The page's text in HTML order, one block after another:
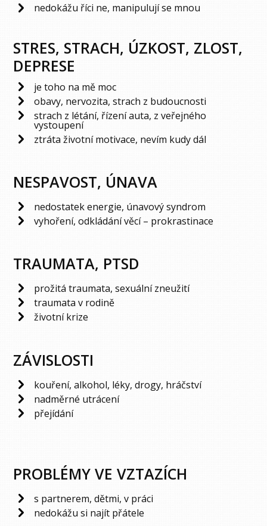
nedokážu říci ne, manipulují se mnou
STRES, STRACH, ÚZKOST, ZLOST,
DEPRESE
je toho na mě moc
obavy, nervozita, strach z budoucnosti
strach z létání, řízení auta, z veřejného
vystoupení
ztráta životní motivace, nevím kudy dál
NESPAVOST, ÚNAVA
nedostatek energie, únavový syndrom
vyhoření, odkládání věcí – prokrastinace
TRAUMATA, PTSD
prožitá traumata, sexuální zneužití
traumata v rodině
životní krize
ZÁVISLOSTI
kouření, alkohol, léky, drogy, hráčství
nadměrné utrácení
přejídání
PROBLÉMY VE VZTAZÍCH
s partnerem, dětmi, v práci
nedokážu si najít přátele